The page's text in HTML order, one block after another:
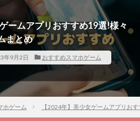
ームアプリおすすめ19選!様々
まとめ
年9月2日 おすすめスマホゲーム
ホゲーム 【2024年】美少女ゲームアプリお